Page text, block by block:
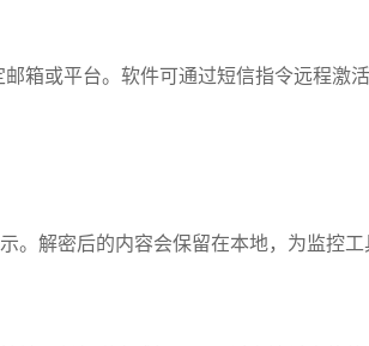
箱或平台。软件可通过短信指令远程激
。解密后的内容会保留在本地，为监控